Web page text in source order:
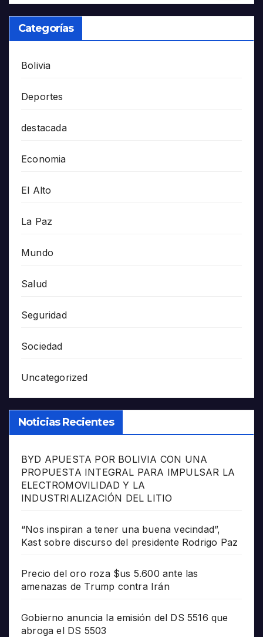
Categorías
Bolivia
Deportes
destacada
Economia
El Alto
La Paz
Mundo
Salud
Seguridad
Sociedad
Uncategorized
Noticias Recientes
BYD APUESTA POR BOLIVIA CON UNA
PROPUESTA INTEGRAL PARA IMPULSAR LA
ELECTROMOVILIDAD Y LA
INDUSTRIALIZACIÓN DEL LITIO
“Nos inspiran a tener una buena vecindad”,
Kast sobre discurso del presidente Rodrigo Paz
Precio del oro roza $us 5.600 ante las
amenazas de Trump contra Irán
Gobierno anuncia la emisión del DS 5516 que
abroga el DS 5503